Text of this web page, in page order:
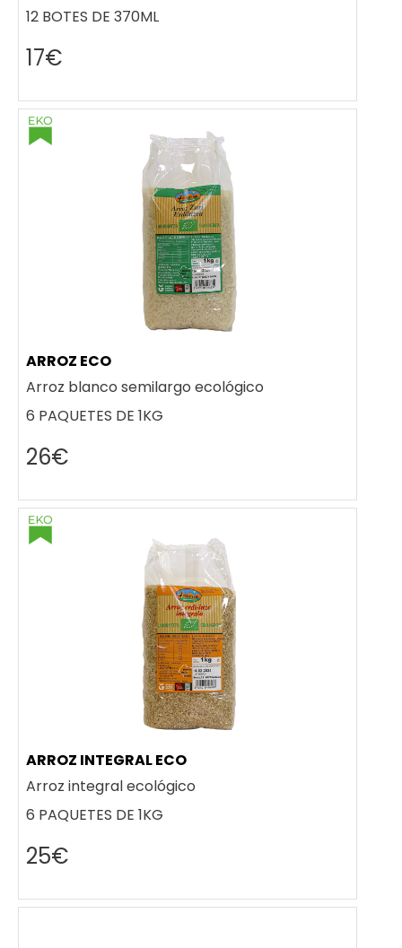
12 BOTES DE 370ML
17€
ARROZ ECO
Arroz blanco semilargo ecológico
6 PAQUETES DE 1KG
26€
ARROZ INTEGRAL ECO
Arroz integral ecológico
6 PAQUETES DE 1KG
25€